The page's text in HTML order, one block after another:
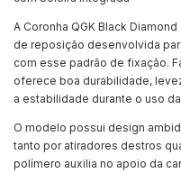
A Coronha QGK Black
de reposição desenvolvida
com esse padrão de fixação.
oferece boa durabilidade,
a estabilidade durante o uso
O modelo possui design
tanto por atiradores destros
polímero auxilia no apoio da